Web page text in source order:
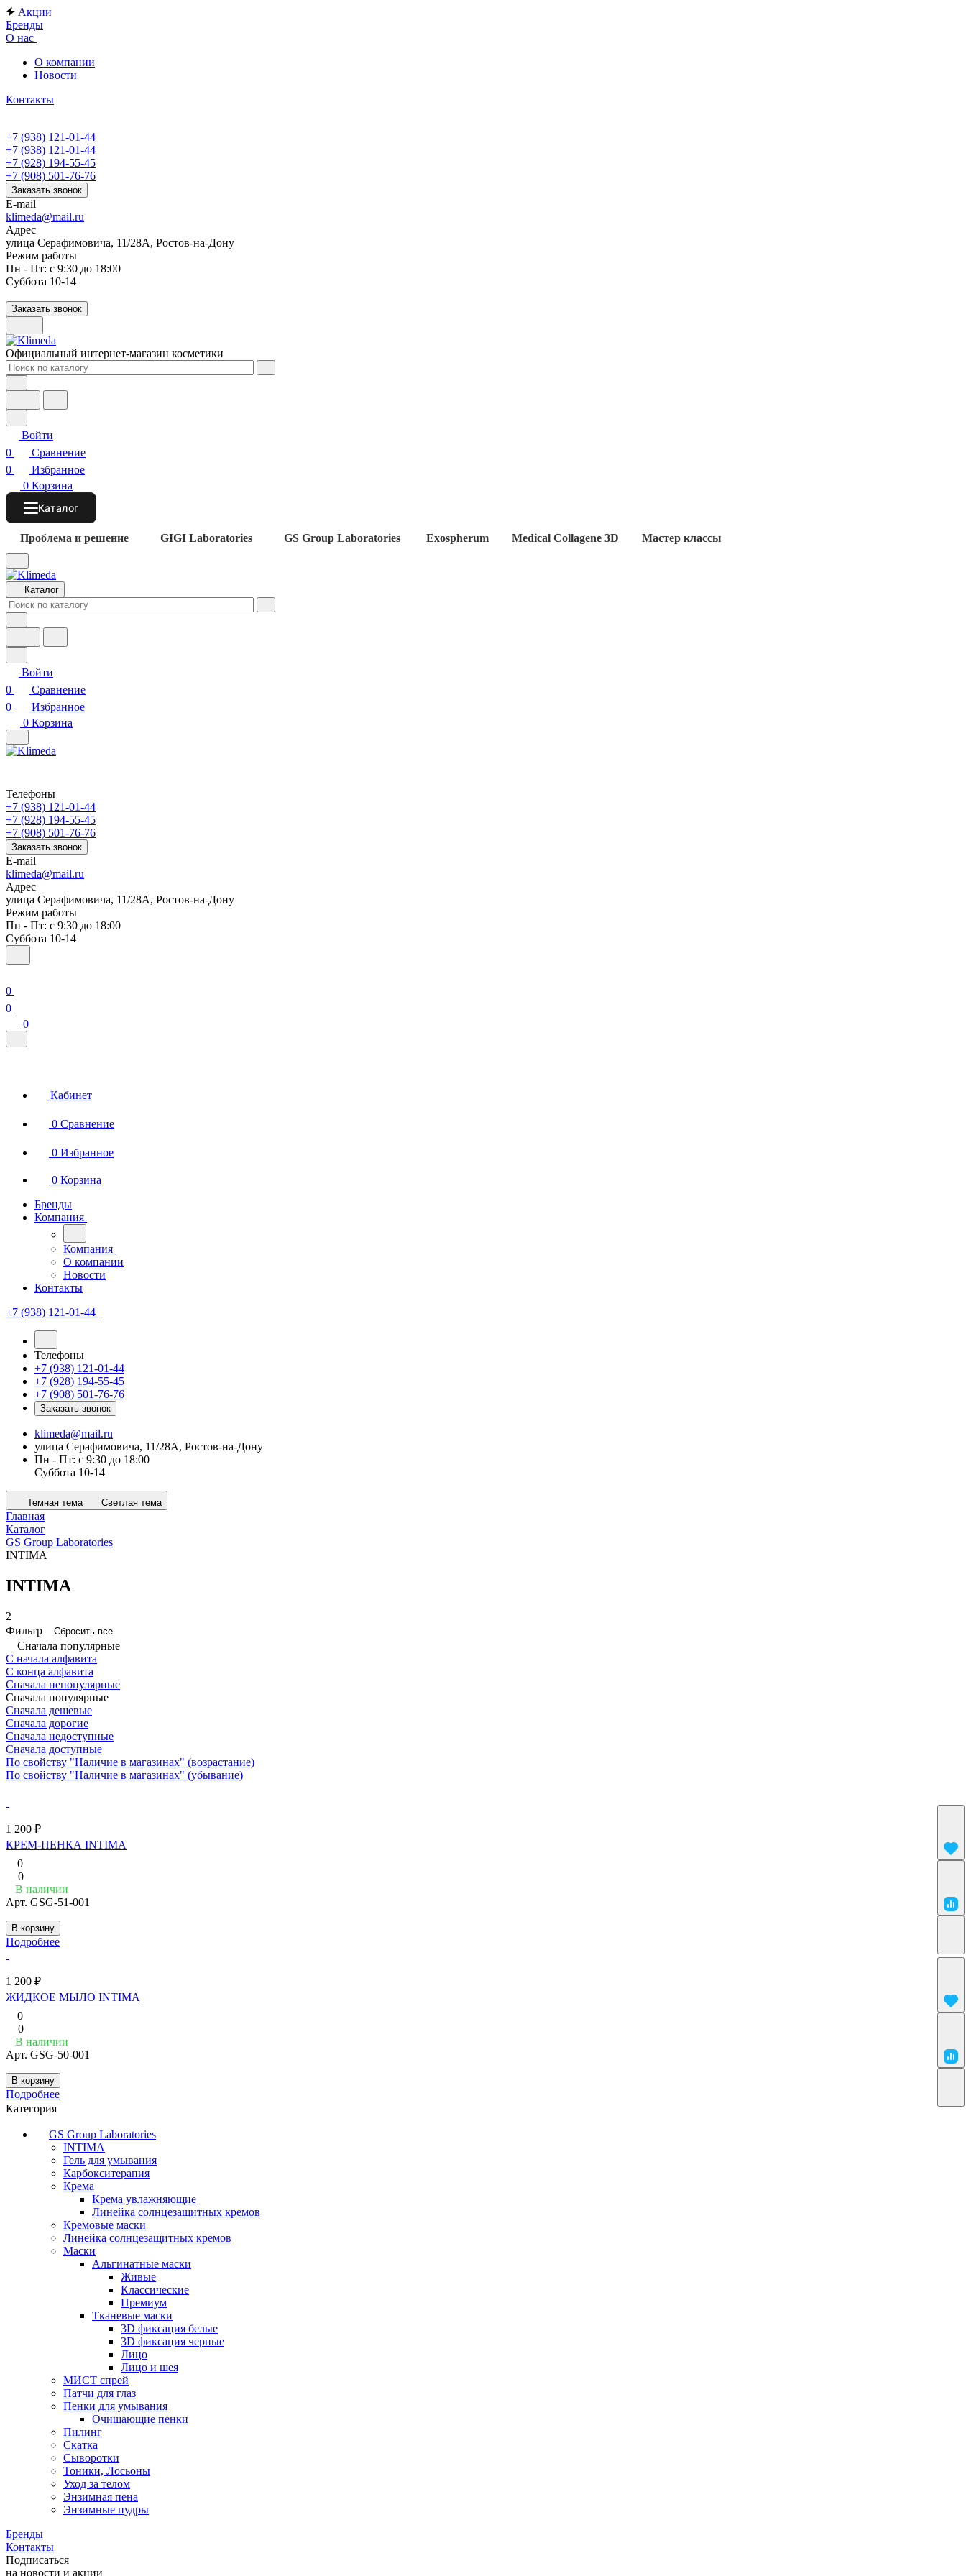
Акции
Бренды
О нас
О компании
Новости
Контакты
+7 (938) 121-01-44
+7 (938) 121-01-44
+7 (928) 194-55-45
+7 (908) 501-76-76
Заказать звонок
E-mail
klimeda@mail.ru
Адрес
улица Серафимовича, 11/28А, Ростов-на-Дону
Режим работы
Пн - Пт: с 9:30 до 18:00
Суббота 10-14
Заказать звонок
Официальный интернет-магазин косметики
Войти
0
Сравнение
0
Избранное
0 Корзина
Каталог
Проблема и решение GIGI Laboratories GS Group Laboratories Exospherum Medical Collagene 3D Мастер классы
Каталог
Войти
0
Сравнение
0
Избранное
0 Корзина
Телефоны
+7 (938) 121-01-44
+7 (928) 194-55-45
+7 (908) 501-76-76
Заказать звонок
E-mail
klimeda@mail.ru
Адрес
улица Серафимовича, 11/28А, Ростов-на-Дону
Режим работы
Пн - Пт: с 9:30 до 18:00
Суббота 10-14
0
0
0
Кабинет
0 Сравнение
0 Избранное
0 Корзина
Бренды
Компания
Компания
О компании
Новости
Контакты
+7 (938) 121-01-44
Телефоны
+7 (938) 121-01-44
+7 (928) 194-55-45
+7 (908) 501-76-76
Заказать звонок
klimeda@mail.ru
улица Серафимовича, 11/28А, Ростов-на-Дону
Пн - Пт: с 9:30 до 18:00
Суббота 10-14
Темная тема Светлая тема
Главная
Каталог
GS Group Laboratories
INTIMA
INTIMA
2
Фильтр
Сбросить все
Сначала популярные
С начала алфавита
С конца алфавита
Сначала непопулярные
Сначала популярные
Сначала дешевые
Сначала дорогие
Сначала недоступные
Сначала доступные
По свойству "Наличие в магазинах" (возрастание)
По свойству "Наличие в магазинах" (убывание)
1 200 ₽
КРЕМ-ПЕНКА INTIMA
0
0
В наличии
Арт. GSG-51-001
В корзину
Подробнее
1 200 ₽
ЖИДКОЕ МЫЛО INTIMA
0
0
В наличии
Арт. GSG-50-001
В корзину
Подробнее
Категория
GS Group Laboratories
INTIMA
Гель для умывания
Карбокситерапия
Крема
Крема увлажняющие
Линейка солнцезащитных кремов
Кремовые маски
Линейка солнцезащитных кремов
Маски
Альгинатные маски
Живые
Классические
Премиум
Тканевые маски
3D фиксация белые
3D фиксация черные
Лицо
Лицо и шея
МИСТ спрей
Патчи для глаз
Пенки для умывания
Очищающие пенки
Пилинг
Скатка
Сыворотки
Тоники, Лосьоны
Уход за телом
Энзимная пена
Энзимные пудры
Бренды
Контакты
Подписаться
на новости и акции